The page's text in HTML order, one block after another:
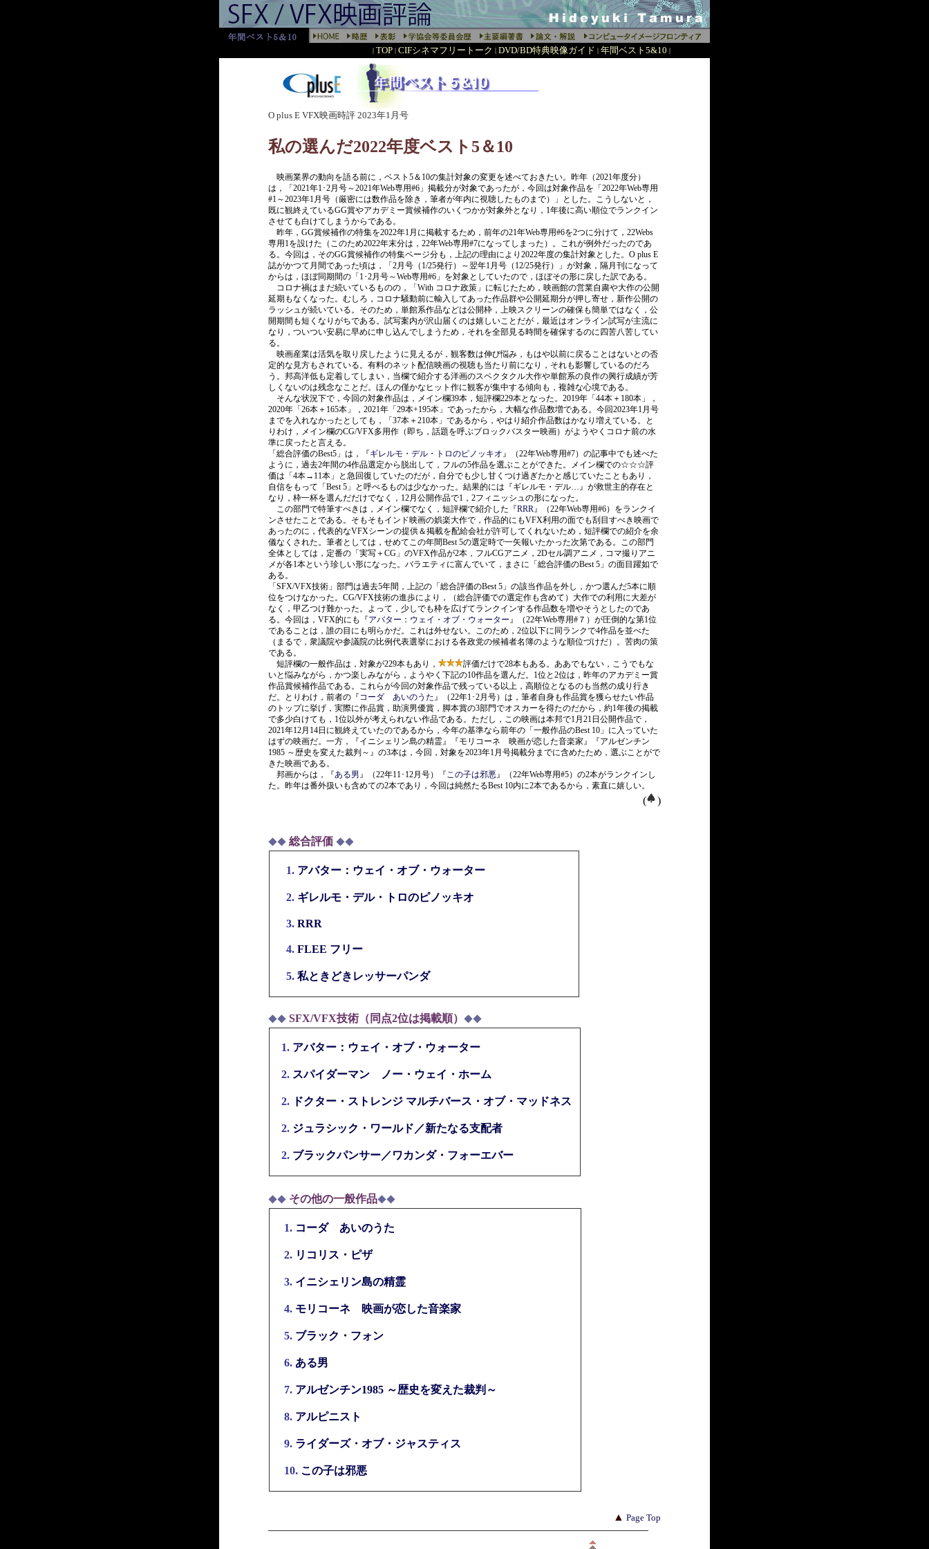
| TOP | CIFシネマフリートーク | DVD/BD特典映像ガイド | 年間ベスト5&10 |
O plus E VFX映画時評 2023年1月号
私の選んだ2022年度ベスト5＆10
映画業界の動向を語る前に，ベスト5＆10の集計対象の変更を述べておきたい。昨年（2021年度分）
は，「2021年1･2月号～2021年Web専用#6」掲載分が対象であったが，今回は対象作品を「2022年Web専用
#1～2023年1月号（厳密には数作品を除き，筆者が年内に視聴したものまで）」とした。こうしないと，
既に観終えているGG賞やアカデミー賞候補作のいくつかが対象外となり，1年後に高い順位でランクイン
させても白けてしまうからである。
昨年，GG賞候補作の特集を2022年1月に掲載するため，前年の21年Web専用#6を2つに分けて，22Webs
専用1を設けた（このため2022年末分は，22年Web専用#7になってしまった）。これが例外だったのであ
る。今回は，そのGG賞候補作の特集ページ分も，上記の理由により2022年度の集計対象とした。O plus E
誌がかつて月間であった頃は，「2月号（1/25発行）～翌年1月号（12/25発行）」が対象，隔月刊になって
からは，ほぼ同期間の「1･2月号～Web専用#6」を対象としていたので，ほぼその形に戻した訳である。
コロナ禍はまだ続いているものの，「With コロナ政策」に転じたため，映画館の営業自粛や大作の公開
延期もなくなった。むしろ，コロナ騒動前に輸入してあった作品群や公開延期分が押し寄せ，新作公開の
ラッシュが続いている。そのため，単館系作品などは公開枠，上映スクリーンの確保も簡単ではなく，公
開期間も短くなりがちである。試写案内が沢山届くのは嬉しいことだが，最近はオンライン試写が主流に
なり，ついつい安易に早めに申し込んでしまうため，それを全部見る時間を確保するのに四苦八苦してい
る。
映画産業は活気を取り戻したように見えるが，観客数は伸び悩み，もはや以前に戻ることはないとの否
定的な見方もされている。有料のネット配信映画の視聴も当たり前になり，それも影響しているのだろ
う。邦高洋低も定着してしまい，当欄で紹介する洋画のスペクタクル大作や単館系の良作の興行成績が芳
しくないのは残念なことだ。ほんの僅かなヒット作に観客が集中する傾向も，複雑な心境である。
そんな状況下で，今回の対象作品は，メイン欄39本，短評欄229本となった。2019年「44本＋180本」，
2020年「26本＋165本」，2021年「29本+195本」であったから，大幅な作品数増である。今回2023年1月号
までを入れなかったとしても，「37本＋210本」であるから，やはり紹介作品数はかなり増えている。と
りわけ，メイン欄のCG/VFX多用作（即ち，話題を呼ぶブロックバスター映画）がようやくコロナ前の水
準に戻ったと言える。
「総合評価のBest5」は，『ギレルモ・デル・トロのピノッキオ』（22年Web専用#7）の記事中でも述べた
ように，過去2年間の4作品選定から脱出して，フルの5作品を選ぶことができた。メイン欄での☆☆☆評
価は「4本→11本」と急回復していたのだが，自分でも少し甘くつけ過ぎたかと感じていたこともあり，
自信をもって「Best 5」と呼べるものは少なかった。結果的には『ギレルモ・デル…』が救世主的存在と
なり，枠一杯を選んだだけでなく，12月公開作品で1，2フィニッシュの形になった。
この部門で特筆すべきは，メイン欄でなく，短評欄で紹介した『RRR』（22年Web専用#6）をランクイ
ンさせたことである。そもそもインド映画の娯楽大作で，作品的にもVFX利用の面でも刮目すべき映画で
あったのに，代表的なVFXシーンの提供＆掲載を配給会社が許可してくれないため，短評欄での紹介を余
儀なくされた。筆者としては，せめてこの年間Best 5の選定時で一矢報いたかった次第である。この部門
全体としては，定番の「実写＋CG」のVFX作品が2本，フルCGアニメ，2Dセル調アニメ，コマ撮りアニ
メが各1本という珍しい形になった。バラエティに富んでいて，まさに「総合評価のBest 5」の面目躍如で
ある。
「SFX/VFX技術」部門は過去5年間，上記の「総合評価のBest 5」の該当作品を外し，かつ選んだ5本に順
位をつけなかった。CG/VFX技術の進歩により，（総合評価での選定作も含めて）大作での利用に大差が
なく，甲乙つけ難かった。よって，少しでも枠を広げてランクインする作品数を増やそうとしたのであ
る。今回は，VFX的にも『アバター：ウェイ・オブ・ウォーター』（22年Web専用#７）が圧倒的な第1位
であることは，誰の目にも明らかだ。これは外せない。このため，2位以下に同ランクで4作品を並べた
（まるで，衆議院や参議院の比例代表選挙における各政党の候補者名簿のような順位づけだ）。苦肉の策
である。
短評欄の一般作品は，対象が229本もあり，
評価だけで28本もある。ああでもない，こうでもな
いと悩みながら，かつ楽しみながら，ようやく下記の10作品を選んだ。1位と2位は，昨年のアカデミー賞
作品賞候補作品である。これらが今回の対象作品で残っている以上，高順位となるのも当然の成り行き
だ。とりわけ，前者の『コーダ あいのうた』（22年1･2月号）は，筆者自身も作品賞を獲らせたい作品
のトップに挙げ，実際に作品賞，助演男優賞，脚本賞の3部門でオスカーを得たのだから，約1年後の掲載
で多少白けても，1位以外が考えられない作品である。ただし，この映画は本邦で1月21日公開作品で，
2021年12月14日に観終えていたのであるから，今年の基準なら前年の「一般作品のBest 10」に入っていた
はずの映画だ。一方，『イニシェリン島の精霊』『モリコーネ 映画が恋した音楽家』『アルゼンチン
1985 ～歴史を変えた裁判～』の3本は，今回，対象を2023年1月号掲載分までに含めたため，選ぶことがで
きた映画である。
邦画からは，『ある男』（22年11･12月号）『この子は邪悪』（22年Web専用#5）の2本がランクインし
た。昨年は番外扱いも含めての2本であり，今回は純然たるBest 10内に2本であるから，素直に嬉しい。
( )
◆◆ 総合評価 ◆◆
1. アバター：ウェイ・オブ・ウォーター
2. ギレルモ・デル・トロのピノッキオ
3. RRR
4. FLEE フリー
5. 私ときどきレッサーパンダ
◆◆ SFX/VFX技術（同点2位は掲載順） ◆◆
1. アバター：ウェイ・オブ・ウォーター
2. スパイダーマン ノー・ウェイ・ホーム
2. ドクター・ストレンジ マルチバース・オブ・マッドネス
2. ジュラシック・ワールド／新たなる支配者
2. ブラックパンサー／ワカンダ・フォーエバー
◆◆ その他の一般作品◆◆
1. コーダ あいのうた
2. リコリス・ピザ
3. イニシェリン島の精霊
4. モリコーネ 映画が恋した音楽家
5. ブラック・フォン
6. ある男
7. アルゼンチン1985 ～歴史を変えた裁判～
8. アルピニスト
9. ライダーズ・オブ・ジャスティス
10. この子は邪悪
▲ Page Top